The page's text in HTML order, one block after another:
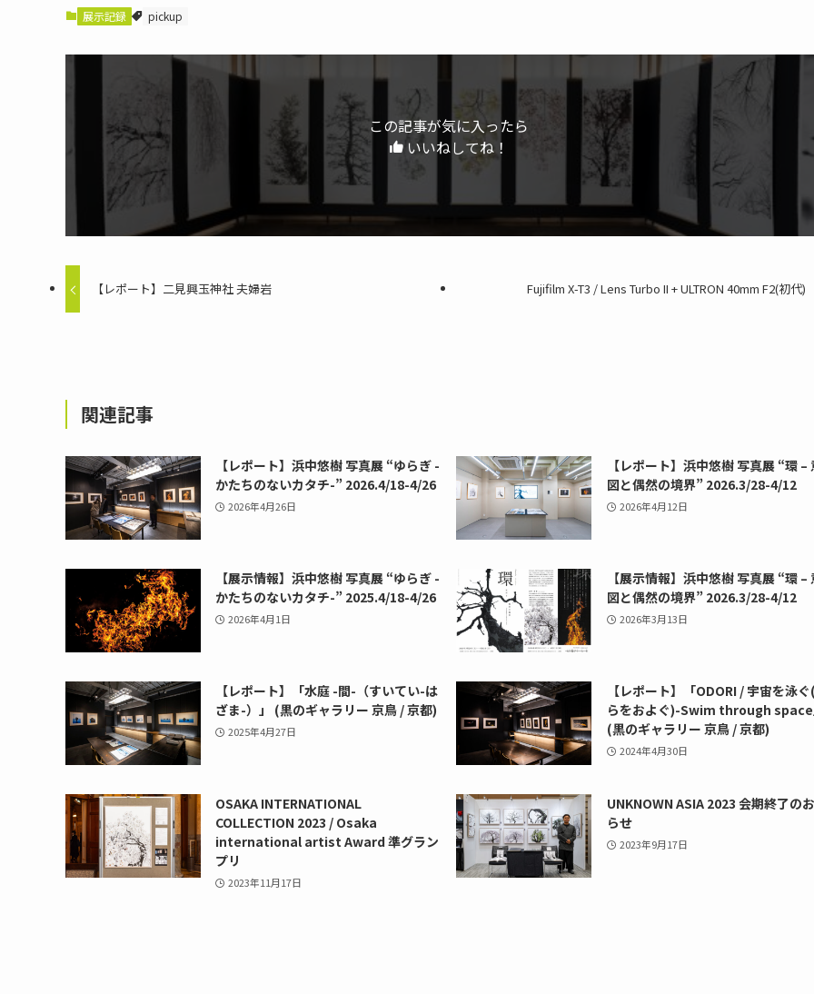
展示記録 pickup
この記事が気に入ったら
いいねしてね！
【レポート】二見興玉神社 夫婦岩 Fujifilm X-T3 / Lens Turbo II + ULTRON 40mm F2(初代)
関連記事
【レポート】浜中悠樹 写真展 “ゆらぎ -
かたちのないカタチ-” 2026.4/18-4/26
2026年4月26日
【レポート】浜中悠樹 写真展 “環 –
図と偶然の境界” 2026.3/28-4/12
2026年4月12日
【展示情報】浜中悠樹 写真展 “ゆらぎ -
かたちのないカタチ-” 2025.4/18-4/26
2026年4月1日
【展示情報】浜中悠樹 写真展 “環 –
図と偶然の境界” 2026.3/28-4/12
2026年3月13日
【レポート】「水庭 -間-（すいてい-は
ざま-）」 (黒のギャラリー 京鳥 / 京都)
2025年4月27日
【レポート】「ODORI / 宇宙を泳
らをおよぐ)-Swim through
(黒のギャラリー 京鳥 / 京都)
2024年4月30日
OSAKA INTERNATIONAL
COLLECTION 2023 / Osaka
international artist Award 準グラン
プリ
2023年11月17日
UNKNOWN ASIA 2023 会期終了の
らせ
2023年9月17日